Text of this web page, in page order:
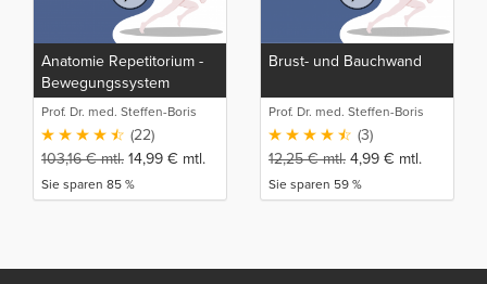
Anatomie Repetitorium -
Bewegungssystem
(Detailwissen)
Prof. Dr. med. Steffen-Boris
Wirth (1)
(22)
103,16€mtl. 14,99 € mtl.
Sie sparen 85 %
Brust- und Bauchwand
Prof. Dr. med. Steffen-Boris
Wirth (1)
(3)
12,25€mtl. 4,99 € mtl.
Sie sparen 59 %